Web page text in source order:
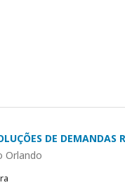
DE DEMANDAS
Orlando